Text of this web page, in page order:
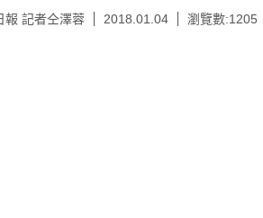
報 記者仝澤蓉 2018.01.04 瀏覽數:1205